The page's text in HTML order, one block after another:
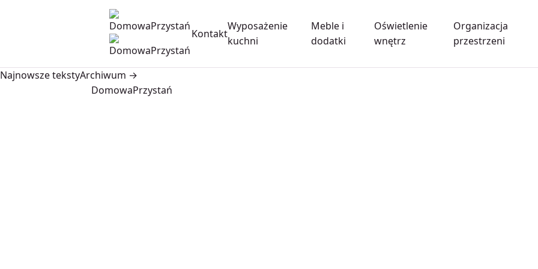
Kontakt
Wyposażenie
kuchni
Meble i
dodatki
Oświetlenie
wnętrz
Organizacja
przestrzeni
Najnowsze tekstyArchiwum →
DomowaPrzystań